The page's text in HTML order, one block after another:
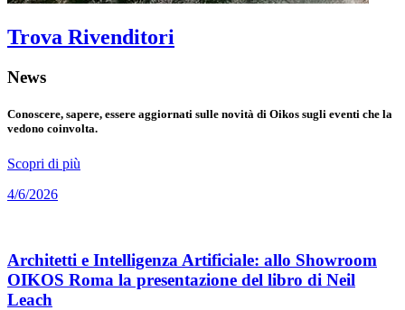
Trova Rivenditori
News
Conoscere, sapere, essere aggiornati sulle novità di Oikos sugli eventi che la
vedono coinvolta.
Scopri di più
4/6/2026
Architetti e Intelligenza Artificiale: allo Showroom
OIKOS Roma la presentazione del libro di Neil
Leach